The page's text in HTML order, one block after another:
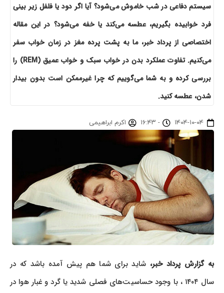
سیستم دفاعی در شب خاموش می‌شود؟ آیا اگر دود یا فلفل زیر بینی
فرد خوابیده بگیریم، عطسه می‌کند یا خفه می‌شود؟ در این مقاله
اختصاصی از پرداد خبر، ما به پشت پرده مغز در زمان خواب سفر
می‌کنیم. تفاوت عملکرد بدن در خواب سبک و خواب عمیق (REM) را
بررسی کرده و به شما می‌گوییم که چرا غیرممکن است بدون بیدار
شدن، عطسه کنید.
۱۴۰۴-۱۰-۰۴ - ۱۶:۴۳ اکرم ابراهیمی
به گزارش پرداد خبر،شاید برای شما هم پیش آمده باشد که در
سال ۱۴۰۴ ، با وجود حساسیت‌های فصلی شدید یا گرد و غبار هوا در